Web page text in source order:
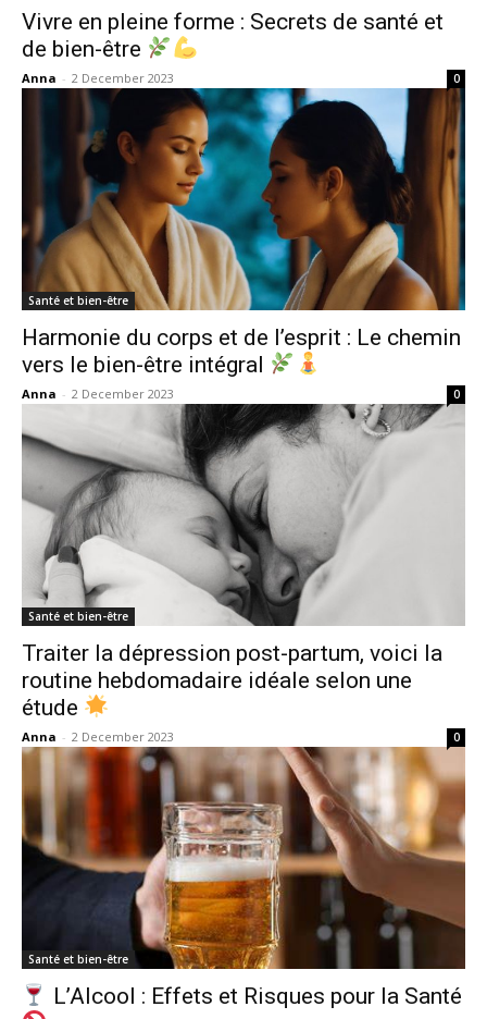
Vivre en pleine forme : Secrets de santé et
de bien-être
Anna - 2 December 2023 0
Santé et bien-être
Harmonie du corps et de l’esprit : Le chemin
vers le bien-être intégral
Anna - 2 December 2023 0
Santé et bien-être
Traiter la dépression post-partum, voici la
routine hebdomadaire idéale selon une
étude
Anna - 2 December 2023 0
Santé et bien-être
L’Alcool : Effets et Risques pour la Santé